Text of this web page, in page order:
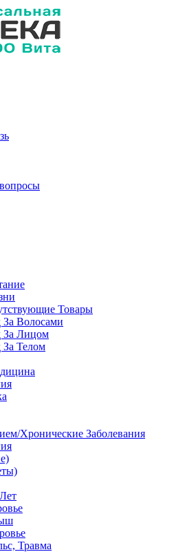
Товары
За Волосами
За Лицом
За Телом
Хронические Заболевания
Травма